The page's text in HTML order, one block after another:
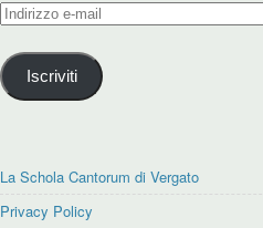
Indirizzo
mail
Iscriviti
La Schola Cantorum di Vergato
Privacy Policy